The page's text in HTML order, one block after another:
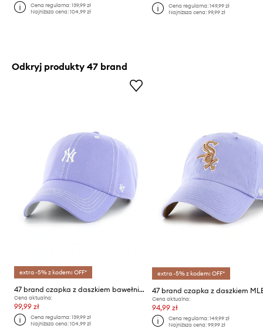
Cena regularna:139,99 zł
Najniższa cena:104,99 zł
Cena regularna: 149,99 zł
Najniższa cena: 99,99 zł
Odkryj produkty 47 brand
extra -5% z kodem: OFF*
47 brand czapka z daszkiem bawełniana MLB New York Yankees
Cena aktualna:
99,99 zł
Cena regularna:139,99 zł
Najniższa cena:104,99 zł
extra -5% z kodem: OFF*
Cena aktualna:
94,99 zł
Cena regularna: 149,99 zł
Najniższa cena: 99,99 zł